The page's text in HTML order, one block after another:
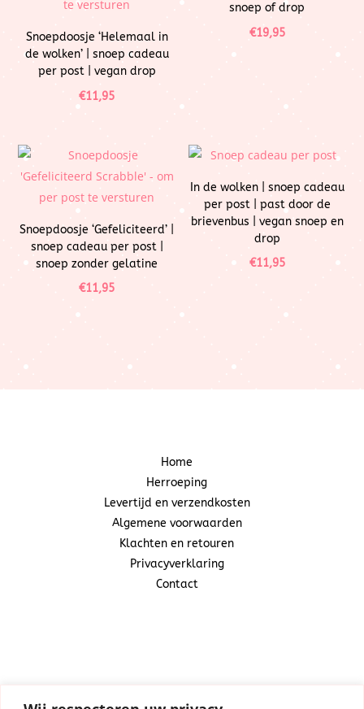
Snoepdoosje ‘Helemaal in
de wolken’ | snoep cadeau
per post | vegan drop
€11,95
snoep of drop
€19,95
Snoepdoosje ‘Gefeliciteerd’ |
snoep cadeau per post |
snoep zonder gelatine
€11,95
In de wolken | snoep cadeau
per post | past door de
brievenbus | vegan snoep en
drop
€11,95
Home
Herroeping
Levertijd en verzendkosten
Algemene voorwaarden
Klachten en retouren
Privacyverklaring
Contact